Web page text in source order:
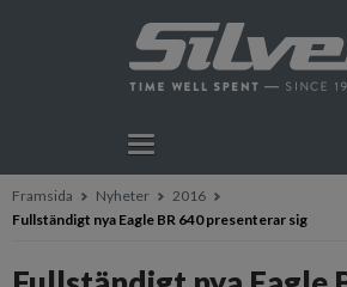
Framsida Nyheter
2016
Fullständigt nya Eagle BR 640 presenterar sig